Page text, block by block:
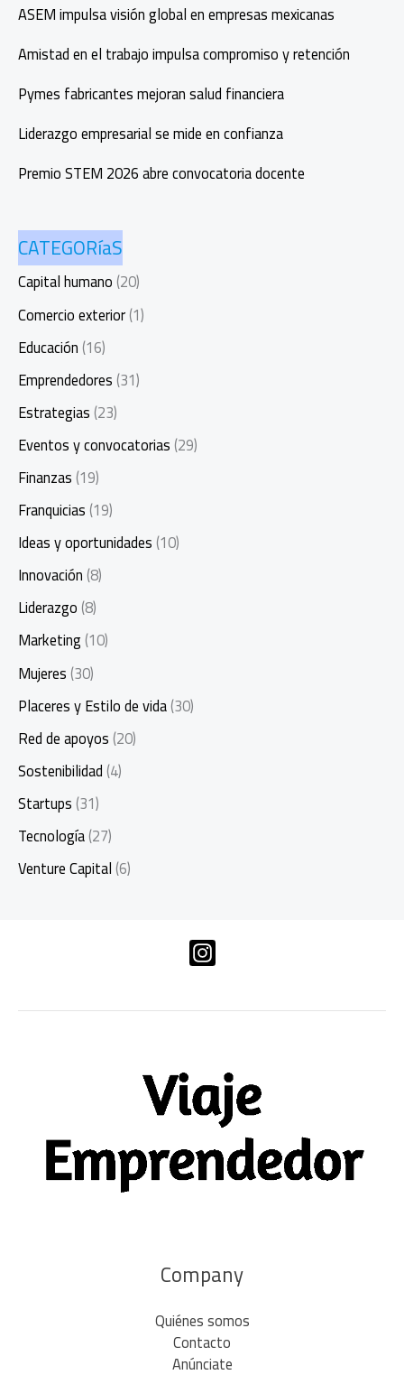
ASEM impulsa visión global en empresas mexicanas
Amistad en el trabajo impulsa compromiso y retención
Pymes fabricantes mejoran salud financiera
Liderazgo empresarial se mide en confianza
Premio STEM 2026 abre convocatoria docente
CATEGORíaS
Capital humano(20)
Comercio exterior(1)
Educación(16)
Emprendedores(31)
Estrategias(23)
Eventos y convocatorias(29)
Finanzas(19)
Franquicias(19)
Ideas y oportunidades(10)
Innovación(8)
Liderazgo(8)
Marketing(10)
Mujeres(30)
Placeres y Estilo de vida(30)
Red de apoyos(20)
Sostenibilidad(4)
Startups(31)
Tecnología(27)
Venture Capital(6)
Company
Quiénes somos
Contacto
Anúnciate